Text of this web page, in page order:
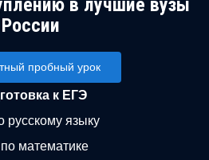
в лучшие вузы
России
пробный урок
к ЕГЭ
русскому языку
математике